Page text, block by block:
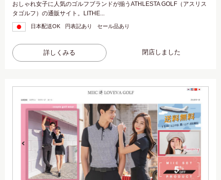
おしゃれ女子に人気のゴルフブランドが揃うATHLESTA GOLF（アスリス
タゴルフ）の通販サイト。LITHE...
日本配送OK 円表記あり セール品あり
詳しくみる 閉店しました